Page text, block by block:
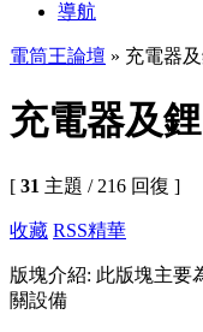
導航
電筒王論壇 » 充電器
充電器及
[ 31 主題 / 216 回復 ]
收藏 RSS精華
版塊介紹: 此版塊主要
關設備